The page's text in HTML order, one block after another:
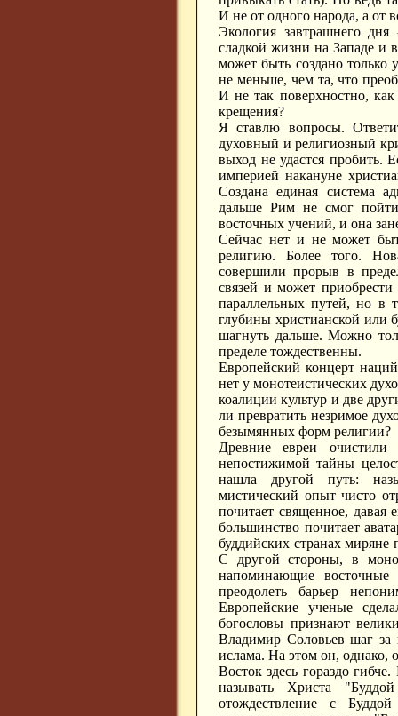
И не от одного народа, а от
Экология завтрашнего
сладкой жизни на Западе и
может быть создано только
не меньше, чем та, что
И не так поверхностно,
крещения?
Я ставлю вопросы.
духовный и религиозный
выход не удастся пробить.
империей накануне
Создана единая система
дальше Рим не смог
восточных учений, и она
Сейчас нет и не может
религию. Более того.
совершили прорыв в
связей и может
параллельных путей, но в
глубины христианской или
шагнуть дальше. Можно
пределе тождественны.
Европейский концерт
нет у монотеистических
коалиции культур и две
ли превратить незримое
безымянных форм религии?
Древние евреи
непостижимой тайны
нашла другой путь:
мистический опыт чисто
почитает священное,
большинство почитает
буддийских странах
С другой стороны, в
напоминающие восточные
преодолеть барьер
Европейские ученые
богословы признают
Владимир Соловьев шаг за
ислама. На этом он, однако,
Восток здесь гораздо
называть Христа
отождествление с